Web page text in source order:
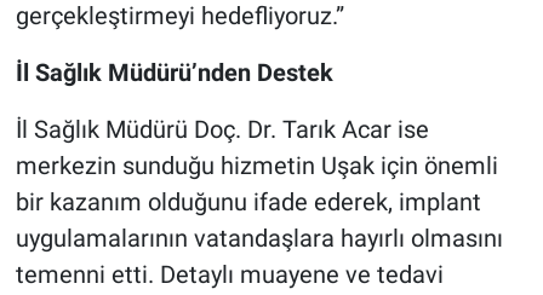
gerçekleştirmeyi hedefliyoruz.”
İl Sağlık Müdürü’nden Destek
İl Sağlık Müdürü Doç. Dr. Tarık Acar ise
merkezin sunduğu hizmetin Uşak için önemli
bir kazanım olduğunu ifade ederek, implant
uygulamalarının vatandaşlara hayırlı olmasını
temenni etti. Detaylı muayene ve tedavi